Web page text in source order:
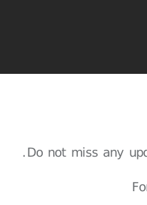
Do not miss any